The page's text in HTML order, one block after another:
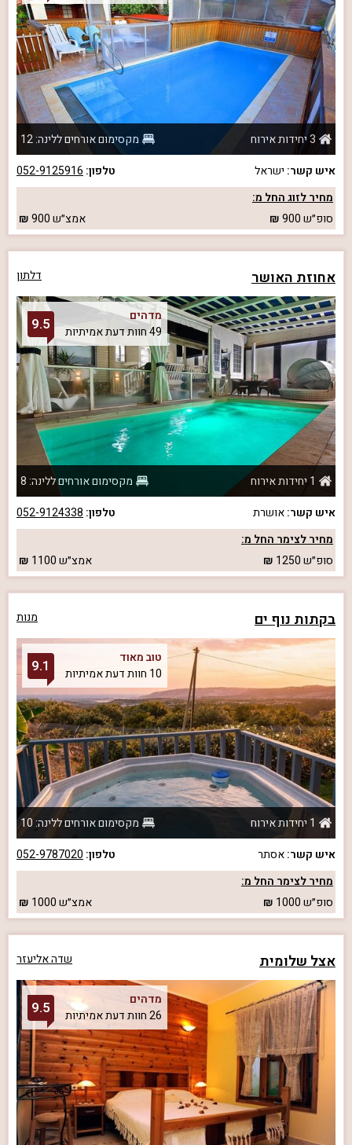
3 יחידות אירוח
מקסימום אורחים ללינה: 12
איש קשר: ישראל טלפון: 052-9125916
מחיר לזוג החל מ:
סופ״ש900 אמצ״ש900
אחוזת האושר דלתון
מדהים
49 חוות דעת אמיתיות
9.5
1 יחידות אירוח
מקסימום אורחים ללינה: 8
איש קשר:אושרת טלפון: 052-9124338
מחיר לצימר החל מ:
סופ״ש1250 אמצ״ש1100
בקתות נוף ים מנות
טוב מאוד
10 חוות דעת אמיתיות
9.1
1 יחידות אירוח
מקסימום אורחים ללינה: 10
איש קשר:אסתר טלפון: 052-9787020
מחיר לצימר החל מ:
סופ״ש1000 אמצ״ש1000
אצל שלומית שדה אליעזר
מדהים
26 חוות דעת אמיתיות
9.5